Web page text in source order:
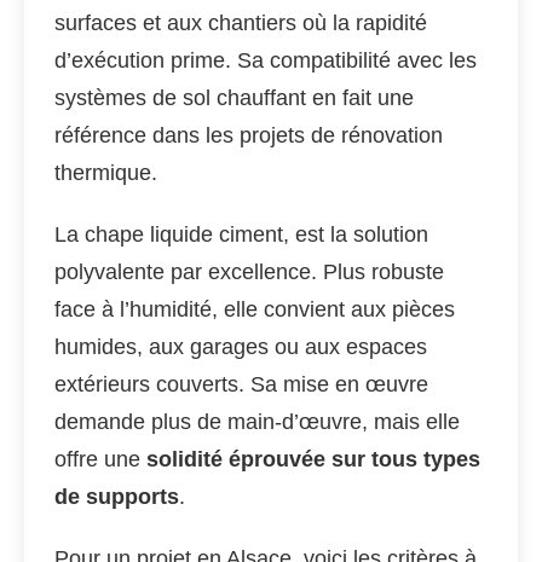
surfaces et aux chantiers où la rapidité
d’exécution prime. Sa compatibilité avec les
systèmes de sol chauffant en fait une
référence dans les projets de rénovation
thermique.
La chape liquide ciment, est la solution
polyvalente par excellence. Plus robuste
face à l’humidité, elle convient aux pièces
humides, aux garages ou aux espaces
extérieurs couverts. Sa mise en œuvre
demande plus de main-d’œuvre, mais elle
offre une solidité éprouvée sur tous types
de supports.